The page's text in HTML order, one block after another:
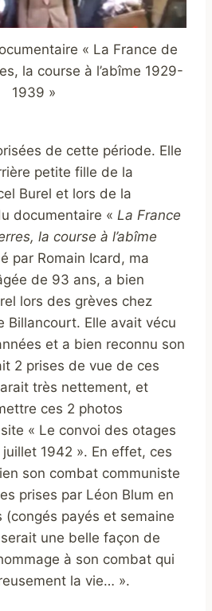
« La France de
la course à l’abîme 1929-
1939 »
de cette période. Elle
petite fille de la
Burel et lors de la
documentaire « La France
la course à l’abîme
par Romain Icard, ma
de 93 ans, a bien
lors des grèves chez
Billancourt. Elle avait vécu
et a bien reconnu son
2 prises de vue de ces
très nettement, et
ces 2 photos
« Le convoi des otages
1942 ». En effet, ces
son combat communiste
prises par Léon Blum en
payés et semaine
une belle façon de
à son combat qui
la vie… ».